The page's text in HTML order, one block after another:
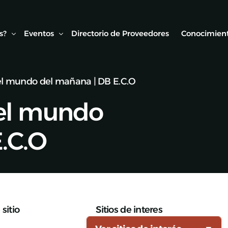
Eventos
Conexión AMF
Webinars Técnicos
Expo Rail
Directorio de Proveedores
mundo del mañana | DB E.C.O
mundo
sitio
Sitios de interes